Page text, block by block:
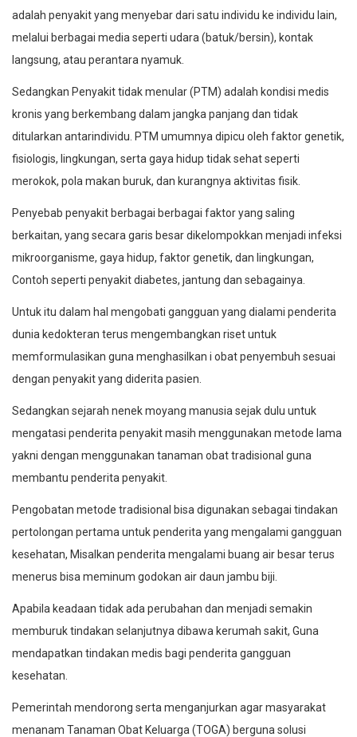
adalah penyakit yang menyebar dari satu individu ke individu lain,
melalui berbagai media seperti udara (batuk/bersin), kontak
langsung, atau perantara nyamuk.
Sedangkan Penyakit tidak menular (PTM) adalah kondisi medis
kronis yang berkembang dalam jangka panjang dan tidak
ditularkan antarindividu. PTM umumnya dipicu oleh faktor genetik,
fisiologis, lingkungan, serta gaya hidup tidak sehat seperti
merokok, pola makan buruk, dan kurangnya aktivitas fisik.
Penyebab penyakit berbagai berbagai faktor yang saling
berkaitan, yang secara garis besar dikelompokkan menjadi infeksi
mikroorganisme, gaya hidup, faktor genetik, dan lingkungan,
Contoh seperti penyakit diabetes, jantung dan sebagainya.
Untuk itu dalam hal mengobati gangguan yang dialami penderita
dunia kedokteran terus mengembangkan riset untuk
memformulasikan guna menghasilkan i obat penyembuh sesuai
dengan penyakit yang diderita pasien.
Sedangkan sejarah nenek moyang manusia sejak dulu untuk
mengatasi penderita penyakit masih menggunakan metode lama
yakni dengan menggunakan tanaman obat tradisional guna
membantu penderita penyakit.
Pengobatan metode tradisional bisa digunakan sebagai tindakan
pertolongan pertama untuk penderita yang mengalami gangguan
kesehatan, Misalkan penderita mengalami buang air besar terus
menerus bisa meminum godokan air daun jambu biji.
Apabila keadaan tidak ada perubahan dan menjadi semakin
memburuk tindakan selanjutnya dibawa kerumah sakit, Guna
mendapatkan tindakan medis bagi penderita gangguan
kesehatan.
Pemerintah mendorong serta menganjurkan agar masyarakat
menanam Tanaman Obat Keluarga (TOGA) berguna solusi